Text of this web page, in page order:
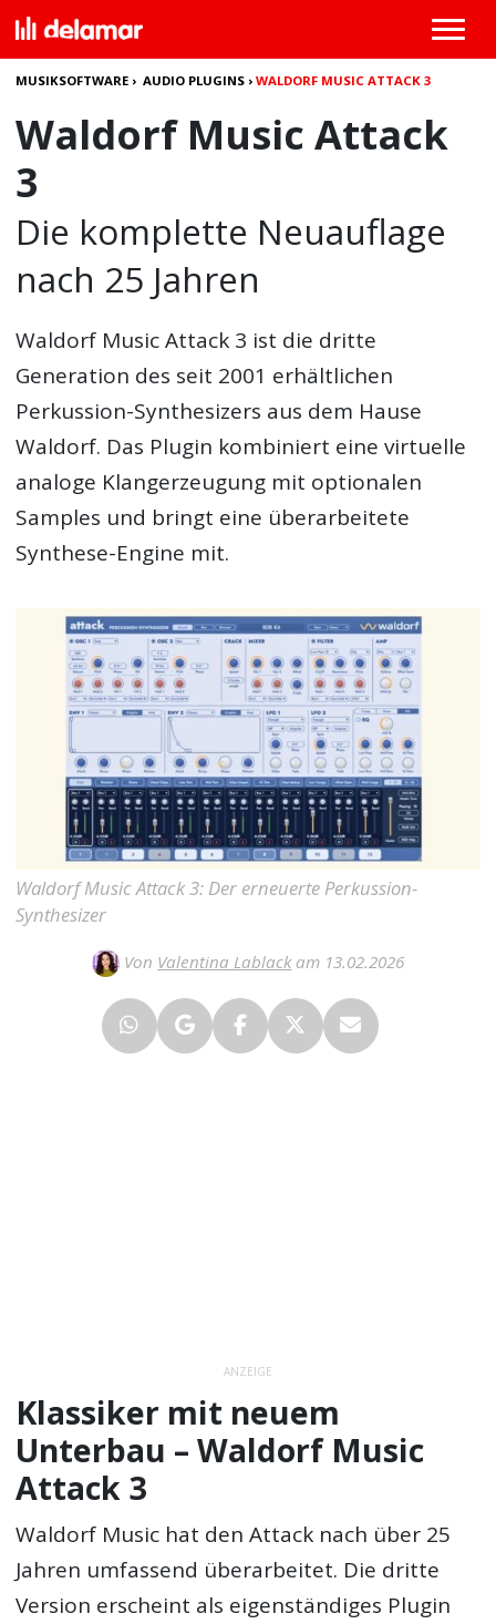
MUSIKSOFTWARE ›AUDIO PLUGINS ›WALDORF MUSIC ATTACK 3
Waldorf Music Attack
3
Die komplette Neuauflage
nach 25 Jahren
Waldorf Music Attack 3 ist die dritte
Generation des seit 2001 erhältlichen
Perkussion-Synthesizers aus dem Hause
Waldorf. Das Plugin kombiniert eine virtuelle
analoge Klangerzeugung mit optionalen
Samples und bringt eine überarbeitete
Synthese-Engine mit.
Waldorf Music Attack 3: Der erneuerte Perkussion-
Synthesizer
Von Valentina Lablack am 13.02.2026
ANZEIGE
Klassiker mit neuem
Unterbau – Waldorf Music
Attack 3
Waldorf Music hat den Attack nach über 25
Jahren umfassend überarbeitet. Die dritte
Version erscheint als eigenständiges Plugin